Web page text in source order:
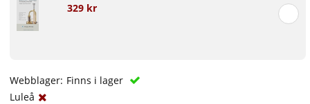
329 kr
Webblager: Finns i lager
Luleå